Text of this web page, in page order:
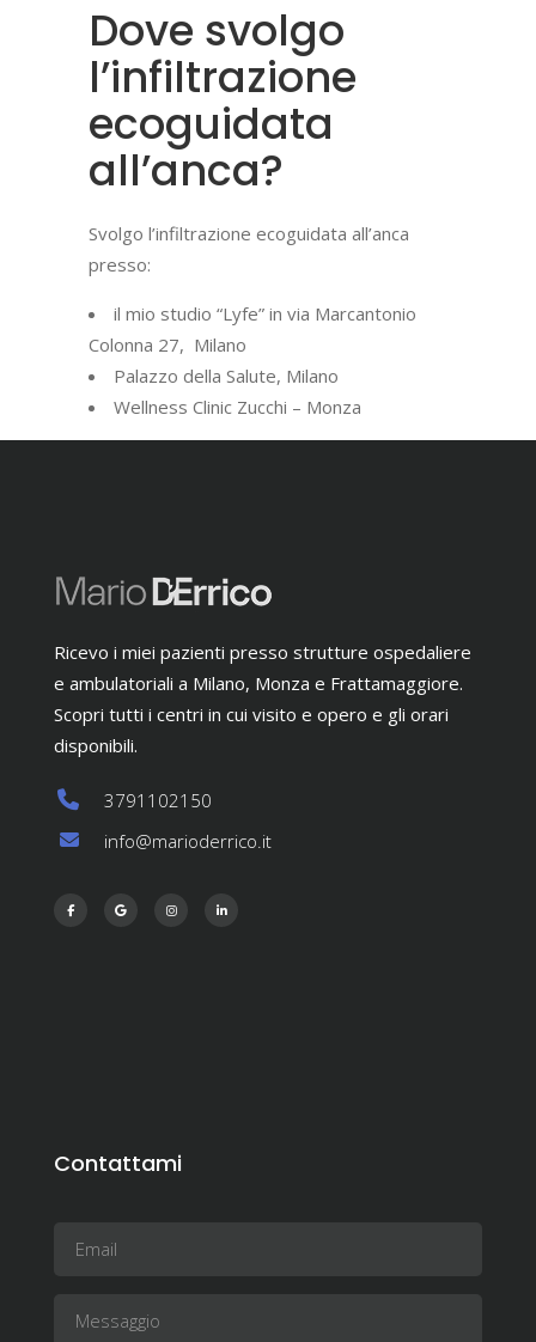
Dove svolgo
l’infiltrazione
ecoguidata
all’anca?
Svolgo l’infiltrazione ecoguidata all’anca
presso:
il mio studio “Lyfe” in via Marcantonio
Colonna 27, Milano
Palazzo della Salute, Milano
Wellness Clinic Zucchi – Monza
Ricevo i miei pazienti presso strutture ospedaliere
e ambulatoriali a Milano, Monza e Frattamaggiore.
Scopri tutti i centri in cui visito e opero e gli orari
disponibili.
3791102150
info@marioderrico.it
Contattami